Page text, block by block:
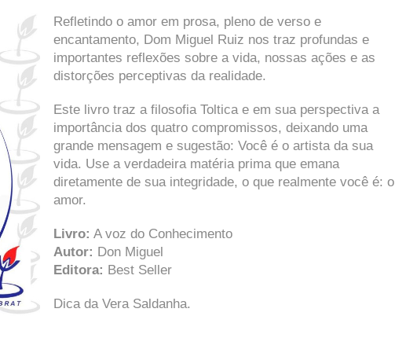
Refletindo o amor em prosa, pleno de verso e
encantamento, Dom Miguel Ruiz nos traz profundas e
importantes reflexões sobre a vida, nossas ações e as
distorções perceptivas da realidade.
Este livro traz a filosofia Toltica e em sua perspectiva a
importância dos quatro compromissos, deixando uma
grande mensagem e sugestão: Você é o artista da sua
vida. Use a verdadeira matéria prima que emana
diretamente de sua integridade, o que realmente você é: o
amor.
Livro: A voz do Conhecimento
Autor: Don Miguel
Editora: Best Seller
Dica da Vera Saldanha.